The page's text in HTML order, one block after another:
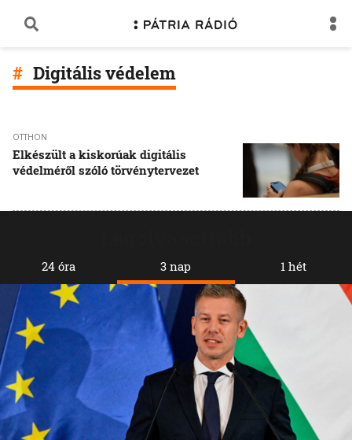
Digitális védelem
OTTHON
Elkészült a kiskorúak digitális
védelméről szóló törvénytervezet
24 óra 3 nap 1 hét